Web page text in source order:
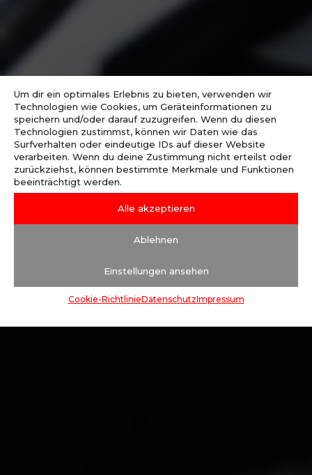
Um dir ein optimales Erlebnis zu bieten, verwenden wir
Technologien wie Cookies, um Geräteinformationen zu
speichern und/oder darauf zuzugreifen. Wenn du diesen
Technologien zustimmst, können wir Daten wie das
Surfverhalten oder eindeutige IDs auf dieser Website
verarbeiten. Wenn du deine Zustimmung nicht erteilst oder
zurückziehst, können bestimmte Merkmale und Funktionen
beeinträchtigt werden.
Alle akzeptieren
Ablehnen
Einstellungen ansehen
Cookie-RichtlinieDatenschutzImpressum